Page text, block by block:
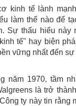
kinh tế lành
làm thế nào để
Sự thấu hiểu này
tế" hay biện
vững nhất đến
năm 1970, tầm
là trở
ty này tin rằng